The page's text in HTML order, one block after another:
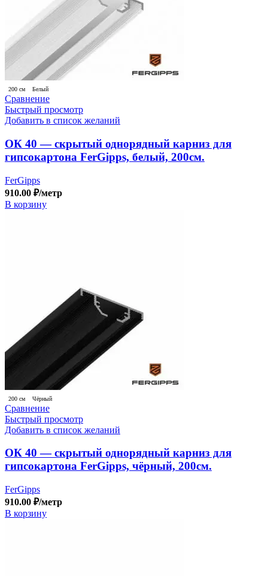
200 см Белый
Сравнение
Быстрый просмотр
Добавить в список желаний
ОК 40 — скрытый однорядный карниз для
гипсокартона FerGipps, белый, 200см.
FerGipps
910.00 ₽/метр
В корзину
200 см Чёрный
Сравнение
Быстрый просмотр
Добавить в список желаний
ОК 40 — скрытый однорядный карниз для
гипсокартона FerGipps, чёрный, 200см.
FerGipps
910.00 ₽/метр
В корзину